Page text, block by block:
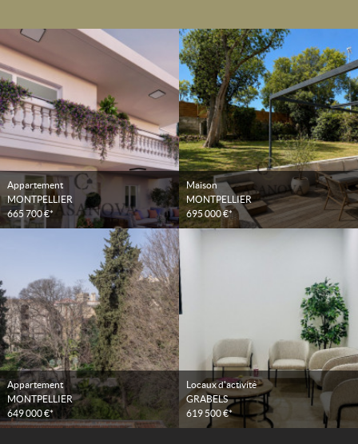
Appartement
MONTPELLIER
665 700 €*
Maison
MONTPELLIER
695 000 €*
Appartement
MONTPELLIER
649 000 €*
Locaux d'activité
GRABELS
619 500 €*